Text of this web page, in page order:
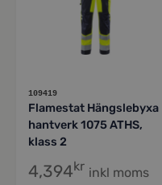
109419
Flamestat Hängslebyxa
hantverk 1075 ATHS,
klass 2
4,394kr inkl moms